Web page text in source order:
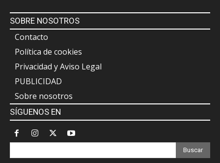
SOBRE NOSOTROS
Contacto
Política de cookies
Privacidad y Aviso Legal
PUBLICIDAD
Sobre nosotros
SÍGUENOS EN
Buscar